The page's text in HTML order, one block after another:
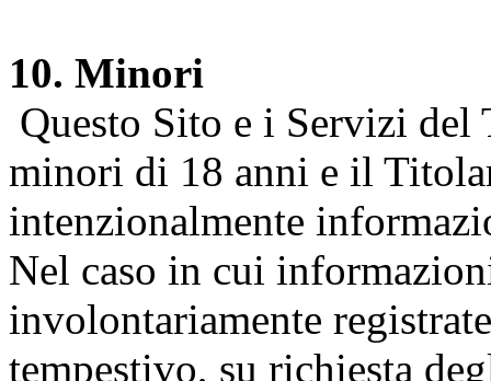
10. Minori
Questo Sito e i Servizi del
minori di 18 anni e il
intenzionalmente
Nel caso in cui
involontariamente
tempestivo, su richiesta